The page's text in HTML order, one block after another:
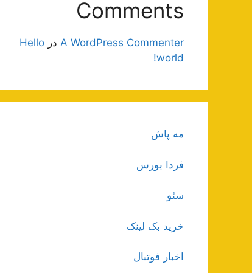
Comments
A WordPress Commenter در Hello
world!
مه پاش
فردا بورس
سئو
خرید بک لینک
اخبار فوتبال